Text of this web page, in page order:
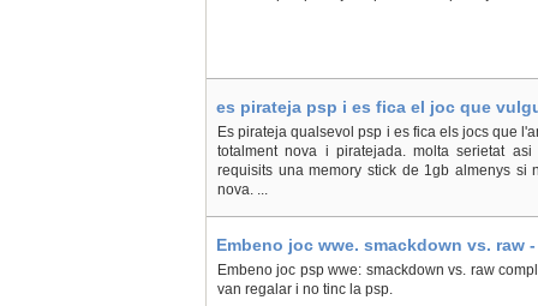
es pirateja psp i es fica el joc que
En València, Valencia
Es pirateja qualsevol psp i es fica els jocs que
totalment nova i piratejada. molta serietat
requisits una memory stick de 1gb almenys
nova. ...
Embeno joc wwe. smackdown vs. raw
Embeno joc psp wwe: smackdown vs. raw
van regalar i no tinc la psp.